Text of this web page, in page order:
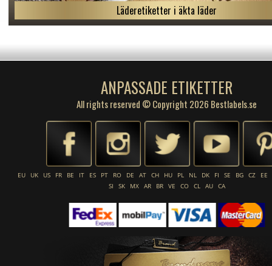
Läderetiketter i äkta läder
ANPASSADE ETIKETTER
All rights reserved © Copyright 2026 Bestlabels.se
EU UK US FR BE IT ES PT RO DE AT CH HU PL NL DK FI SE BG CZ
EE
SI
SK MX AR BR VE CO CL AU CA